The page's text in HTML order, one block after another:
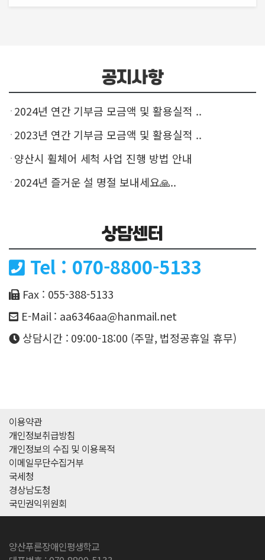
공지사항
2024년 연간 기부금 모금액 및 활용실적 ..
2023년 연간 기부금 모금액 및 활용실적 ..
양산시 휠체어 세척 사업 진행 방법 안내
2024년 즐거운 설 명절 보내세요🙏..
상담센터
Tel : 070-8800-5133
Fax : 055-388-5133
E-Mail : aa6346aa@hanmail.net
상담시간 : 09:00-18:00 (주말, 법정공휴일 휴무)
이용약관
개인정보취급방침
개인정보의 수집 및 이용목적
이메일무단수집거부
국세청
경상남도청
국민권익위원회
양산푸른장애인평생학교